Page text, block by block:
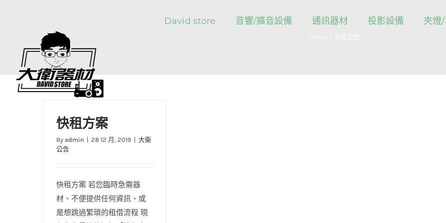
David store 音響/擴音設備 通訊器材 投影設備 夾燈
快租方案
By admin | 28 12 月, 2019 | 大衛
公告
快租方案 若您臨時急需器
材、不便提供任何資訊、或
是想跳過繁瑣的租借流程 現